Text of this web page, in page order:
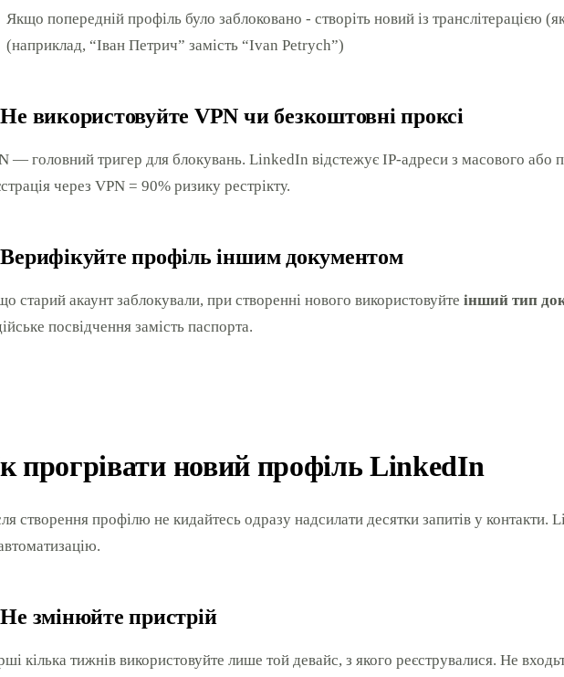
Якщо попередній профіль було заблоковано - створіть новий із транслітерацією
(наприклад, “Іван Петрич” замість “Ivan Petrych”)
використовуйте VPN чи безкоштовні проксі
— головний тригер для блокувань. LinkedIn відстежує IP-адреси з масового або
через VPN = 90% ризику рестрікту.
профіль іншим документом
старий акаунт заблокували, при створенні нового використовуйте інший тип
посвідчення замість паспорта.
прогрівати новий профіль LinkedIn
створення профілю не кидайтесь одразу надсилати десятки запитів у
змінюйте пристрій
кілька тижнів використовуйте лише той девайс, з якого реєструвалися. Не